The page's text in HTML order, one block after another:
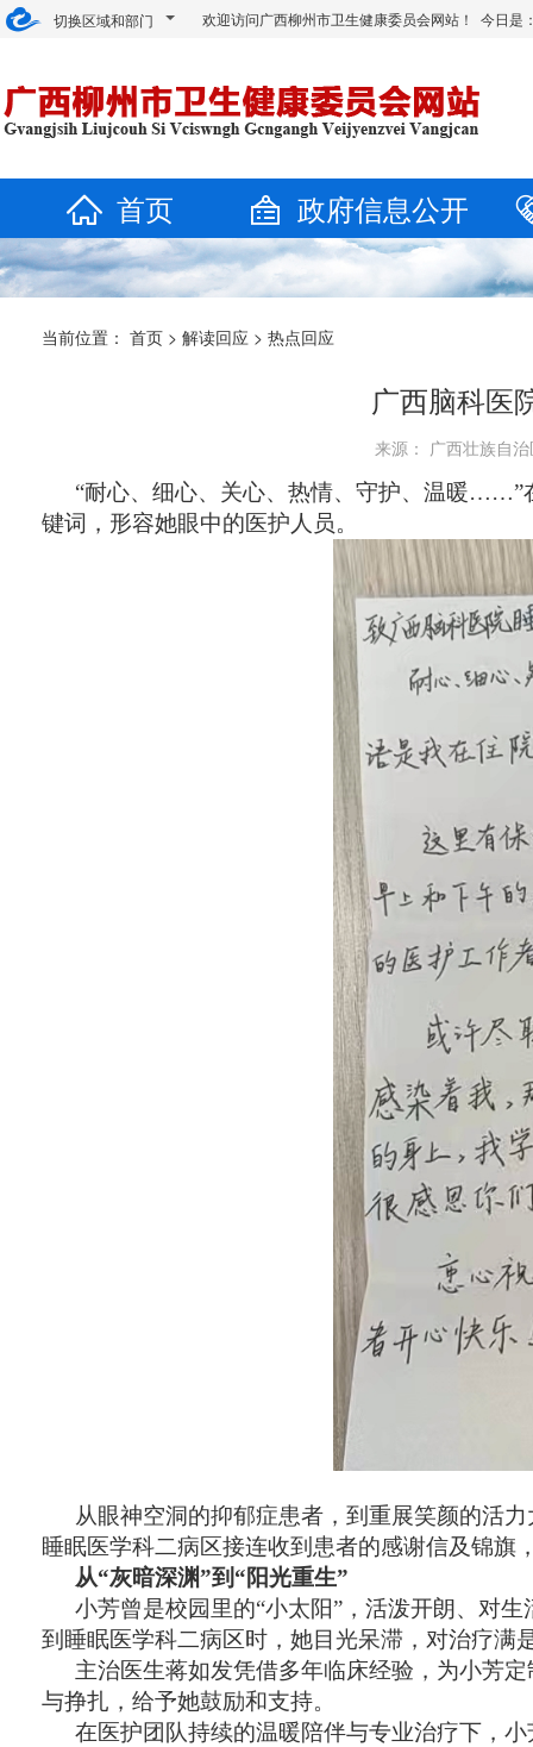
切换区域和部门 欢迎访问广西柳州市卫生健康委员会网站！ 今日是
首页 政府信息公开
当前位置： 首页 > 解读回应 > 热点回应
广西脑科医
来源： 广西壮族自
“耐心、细心、关心、热情、守护、温暖……”
键词，形容她眼中的医护人员。
从眼神空洞的抑郁症患者，到重展笑颜的活
睡眠医学科二病区接连收到患者的感谢信及锦
从“灰暗深渊”到“阳光重生”
小芳曾是校园里的“小太阳”，活泼开朗、对
到睡眠医学科二病区时，她目光呆滞，对治疗满
主治医生蒋如发凭借多年临床经验，为小芳
与挣扎，给予她鼓励和支持。
在医护团队持续的温暖陪伴与专业治疗下，